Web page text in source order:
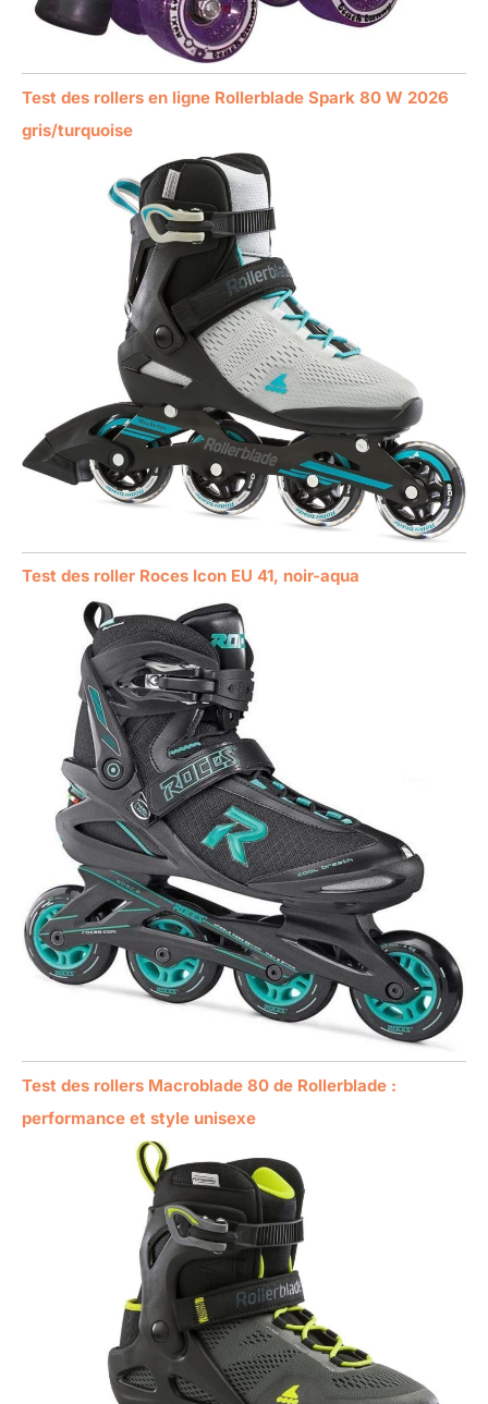
Test des rollers en ligne Rollerblade Spark 80 W 2026
gris/turquoise
Test des roller Roces Icon EU 41, noir-aqua
Test des rollers Macroblade 80 de Rollerblade :
performance et style unisexe